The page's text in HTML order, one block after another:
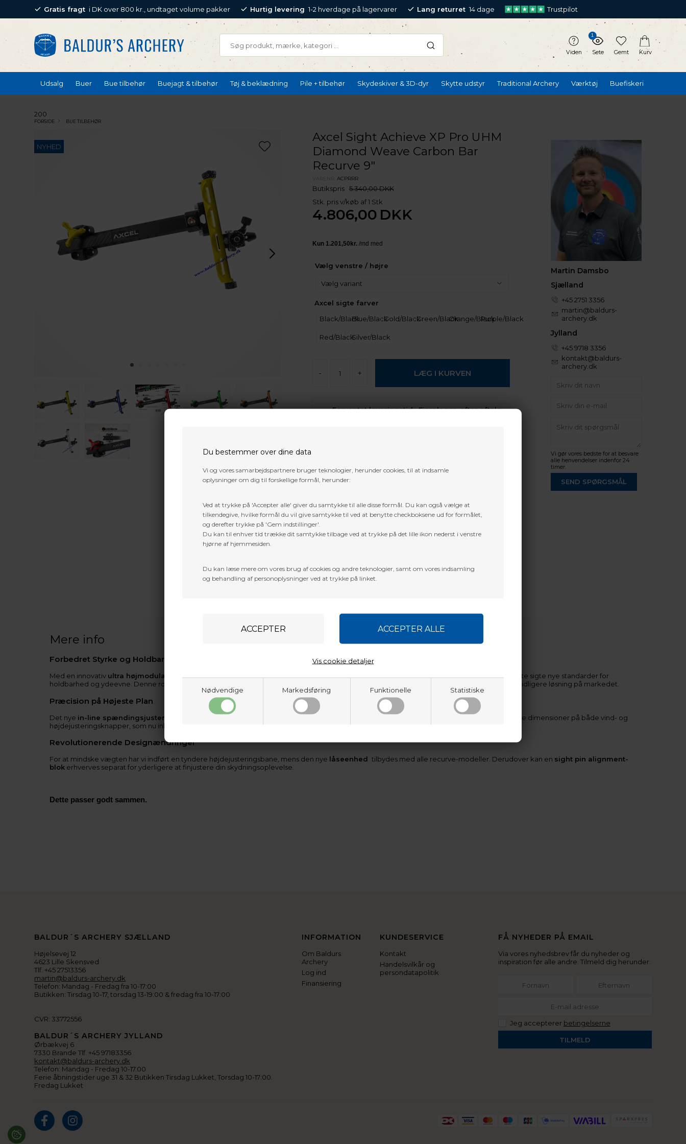
Du bestemmer over dine data
Vi og vores samarbejdspartnere bruger teknologier, herunder cookies, til at indsamle
oplysninger om dig til forskellige formål, herunder:
Ved at trykke på 'Accepter alle' giver du samtykke til alle disse formål. Du kan også vælge at
tilkendegive, hvilke formål du vil give samtykke til ved at benytte checkboksene ud for formålet,
og derefter trykke på 'Gem indstillinger'.
Du kan til enhver tid trække dit samtykke tilbage ved at trykke på det lille ikon nederst i venstre
hjørne af hjemmesiden.
Du kan læse mere om vores brug af cookies og andre teknologier, samt om vores indsamling
og behandling af personoplysninger ved at trykke på linket.
Nødvendige Markedsføring Funktionelle Statistiske
Vis cookie detaljer
Gratis fragt i DK over 800 kr., undtaget volume pakker Hurtig levering 1-2 hverdage på lagervarer Lang returret 14 dage Trustpilot
Viden
1
Sete Gemt Kurv
Udsalg Buer Bue tilbehør Buejagt & tilbehør Tøj & beklædning Pile + tilbehør Skydeskiver & 3D-dyr Skytte udstyr Traditional Archery Værktøj Buefiskeri
200
FORSIDE BUE TILBEHØR
NYHED
Axcel Sight Achieve XP Pro UHM
Diamond Weave Carbon Bar
Recurve 9"
ACPRRR
Butikspris 5.340,00 DKK
Stk. pris v/køb af 1 Stk
4.806,00 DKK
Vælg venstre / højre
Axcel sigte farver
Black/BlackBlue/BlackGold/BlackGreen/BlackOrange/BlackPurple/Black
Red/BlackSilver/Black
- +
Forventet leveringstid:Fjernlager, efter aftale
Trustpilot
Martin Damsbo
Sjælland
+45 2751 3356
martin@baldurs-
archery.dk
Jylland
+45 9718 3356
kontakt@baldurs-
archery.dk
Vi gør vores bedste for at besvare
alle henvendelser indenfor 24
timer.
SEND SPØRGSMÅL
Mere info
Forbedret Styrke og Holdbarhed
Med en innovativ ultra højmodulær carbonstang, som er to gange stærkere end tidligere modeller og har tykkere lag af carbon, sætter dette sigte nye standarder for
holdbarhed og ydeevne. Denne robusthed forstærkes yderligere af vores patenterede
, som er stærkere end nogen tidligere løsning på markedet.
Præcision på Højeste Plan
Det nye in-line spændingsjusteringssystem
holder sight-pinnen på målet skud efter skud, hvilket sikrer konstant præcision. Med forbedrede dimensioner på både vind- og
højdejusteringsknapper, som nu inkluderer kliklåse, er det nemmere end nogensinde at foretage præcise justeringer.
Revolutionerende Designændringer
For at mindske vægten har vi indført en tyndere højdejusteringsbane, mens den nye låseenhed tilbydes med alle recurve-modeller. Derudover kan en sight pin alignment-
blok erhverves separat for yderligere at finjustere din skydningsoplevelse.
Dette passer godt sammen.
BALDUR´S ARCHERY SJÆLLAND
Højelsevej 12
4623 Lille Skensved
Tlf. +45 27513356
martin@baldurs-archery.dk
Telefon: Mandag - Fredag fra 10-17:00
Butikken: Tirsdag 10-17, torsdag 13-19:00 & fredag fra 10-17:00
CVR: 33772556
BALDUR´S ARCHERY JYLLAND
Ørbækvej 6
7330 Brande Tlf. +45 97183356
kontakt@baldurs-archery.dk
Telefon: Mandag - Fredag 10-17.00
Ferie åbningstider uge 31 & 32 Butikken Tirsdag Lukket, Torsdag 10-17:00.
Fredag Lukket
INFORMATION
Om Baldurs
Archery
Log ind
Finansiering
KUNDESERVICE
Kontakt
Handelsvilkår og
persondatapolitik
FÅ NYHEDER PÅ EMAIL
Via vores nyhedsbrev får du nyheder og
inspiration før alle andre. Tilmeld dig herunder.
Jeg accepterer betingelserne